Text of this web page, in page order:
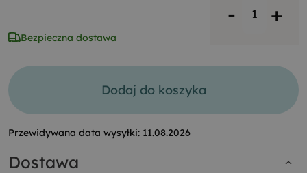
Bezpieczna dostawa
- +
Dodaj do koszyka
Przewidywana data wysyłki: 11.08.2026
Dostawa